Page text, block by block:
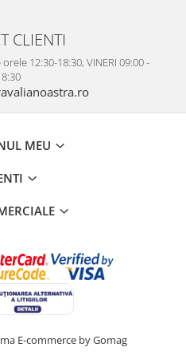
CLIENTI
12:30-18:30, VINERI 09:00 -
MEU
E-commerce by Gomag